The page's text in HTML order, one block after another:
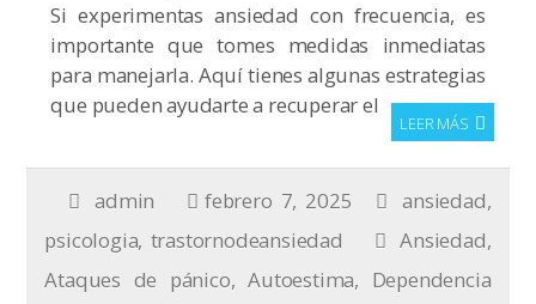
Si experimentas ansiedad con frecuencia, es
importante que tomes medidas inmediatas
para manejarla. Aquí tienes algunas estrategias
que pueden ayudarte a recuperar el
LEER MÁS
admin febrero 7, 2025 ansiedad,
psicologia, trastornodeansiedad Ansiedad,
Ataques de pánico,Autoestima, Dependencia